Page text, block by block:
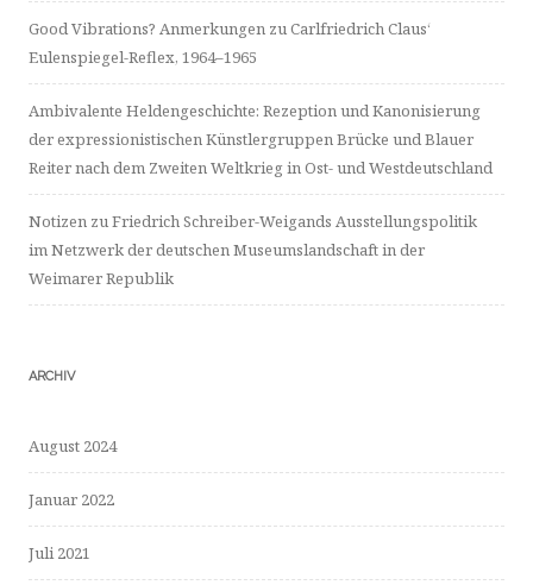
Good Vibrations? Anmerkungen zu Carlfriedrich Claus‘
Eulenspiegel-Reflex, 1964–1965
Ambivalente Heldengeschichte: Rezeption und Kanonisierung
der expressionistischen Künstlergruppen Brücke und Blauer
Reiter nach dem Zweiten Weltkrieg in Ost- und Westdeutschland
Notizen zu Friedrich Schreiber-Weigands Ausstellungspolitik
im Netzwerk der deutschen Museumslandschaft in der
Weimarer Republik
ARCHIV
August 2024
Januar 2022
Juli 2021